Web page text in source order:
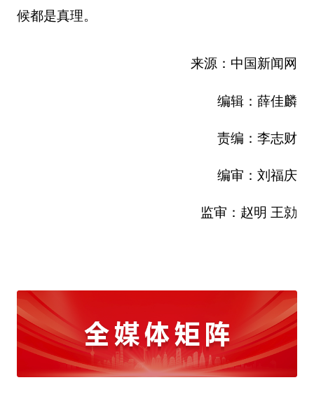
候都是真理。
来源：中国新闻网
编辑：薛佳麟
责编：李志财
编审：刘福庆
监审：赵明 王勍